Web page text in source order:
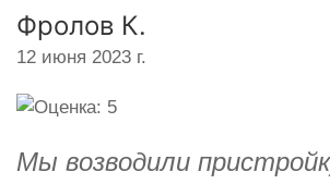
Фролов К.
12 июня 2023 г.
Мы возводили